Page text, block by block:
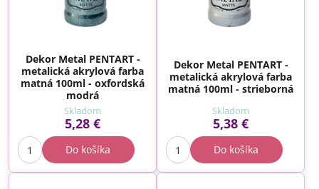
Dekor Metal PENTART -
metalická akrylová farba
matná 100ml - oxfordská
modrá
Skladom
5,28 €
Do košíka
Dekor Metal PENTART -
metalická akrylová farba
matná 100ml - strieborná
Skladom
5,38 €
Do košíka